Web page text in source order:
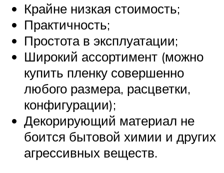
Крайне низкая стоимость;
Практичность;
Простота в эксплуатации;
Широкий ассортимент (можно
купить пленку совершенно
любого размера, расцветки,
конфигурации);
Декорирующий материал не
боится бытовой химии и других
агрессивных веществ.